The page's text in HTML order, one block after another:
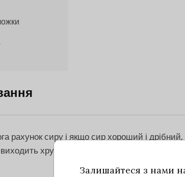
рахунок сиру і якщо сир хороший і
хрумка. Загалом, дуже смачно!
Залишайтеся з нами на